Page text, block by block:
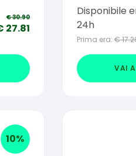
€30.90
27.81
50 ML
Disponibile
24h
Prima era: €
VAI
10%